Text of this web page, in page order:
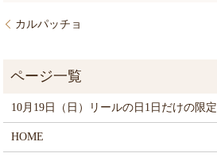
カルパッチョ
10月19日（日）リールの日1日だけの限
HOME